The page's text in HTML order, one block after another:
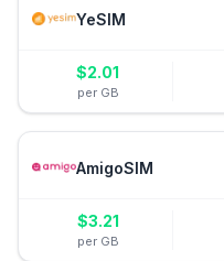
YeSIM
$2.01
per GB
AmigoSIM
$3.21
per GB